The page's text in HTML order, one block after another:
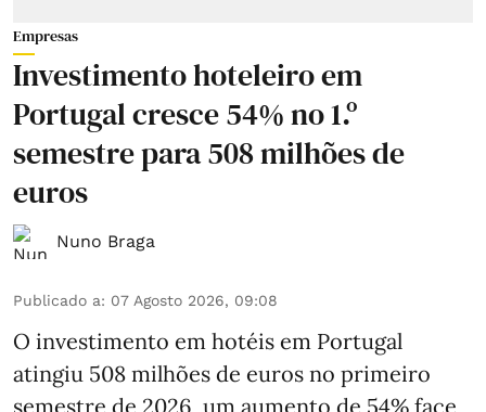
Empresas
Investimento hoteleiro em
Portugal cresce 54% no 1.º
semestre para 508 milhões de
euros
Nuno Braga
Publicado a: 07 Agosto 2026, 09:08
O investimento em hotéis em Portugal
atingiu 508 milhões de euros no primeiro
semestre de 2026, um aumento de 54% face